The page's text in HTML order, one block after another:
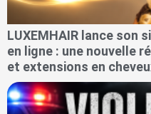
LUXEMHAIR lance son
en ligne : une nouvelle
et extensions en